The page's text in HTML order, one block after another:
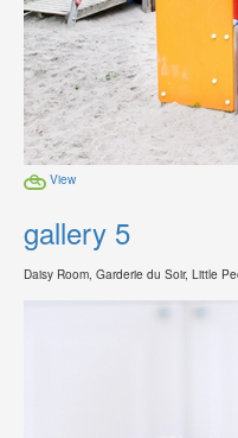
View
gallery 5
Daisy Room, Garderie du Soir, Little